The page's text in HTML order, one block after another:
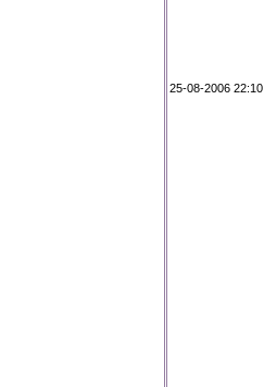
25-08-2006 22:10